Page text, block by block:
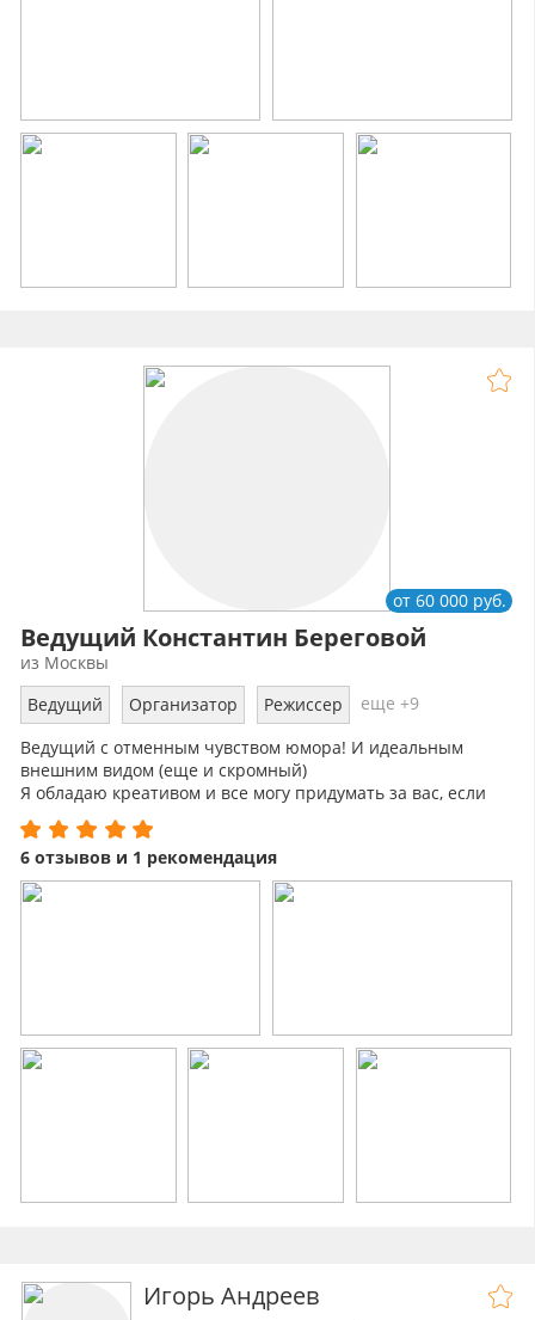
Ведущий Константин Береговой
от 60 000 руб.
из Москвы
Ведущий
Организатор Режиссер
еще +9
Ведущий с отменным чувством юмора! И идеальным
внешним видом (еще и скромный)
Я обладаю креативом и все могу придумать за вас, если
вы, конечно, позволите...
6 отзывов и 1 рекомендация
Игорь Андреев